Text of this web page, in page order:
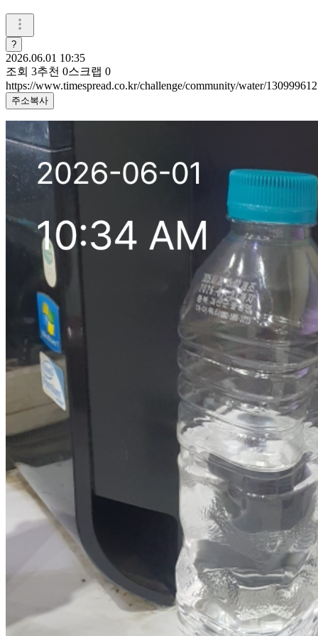
?
2026.06.01 10:35
조회 3추천 0스크랩 0
https://www.timespread.co.kr/challenge/community/water/130999612
주소복사